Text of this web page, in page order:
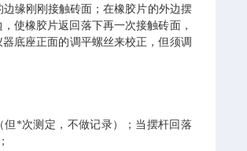
边缘刚刚接触砖面 ；在橡胶片的外边摆
， 使橡胶片返回落下再一次接触砖面，
底座正面的调平螺丝来校正，但须调
（但*次测定，不做记录）； 当摆杆回 落